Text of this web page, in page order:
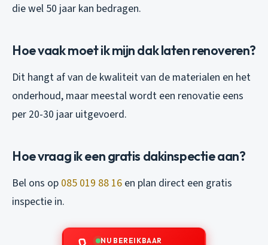
die wel 50 jaar kan bedragen.
Hoe vaak moet ik mijn dak laten renoveren?
Dit hangt af van de kwaliteit van de materialen en het
onderhoud, maar meestal wordt een renovatie eens
per 20-30 jaar uitgevoerd.
Hoe vraag ik een gratis dakinspectie aan?
Bel ons op 085 019 88 16 en plan direct een gratis
inspectie in.
NU BEREIKBAAR